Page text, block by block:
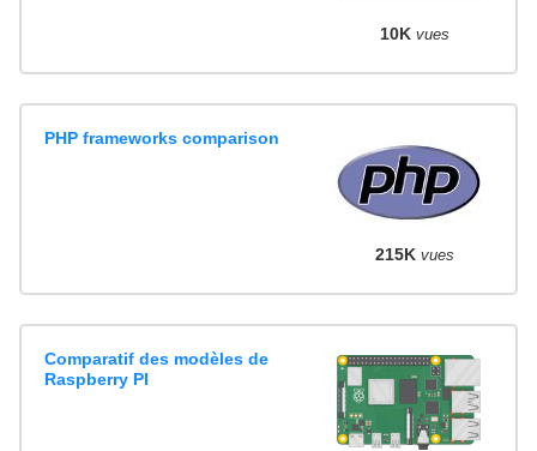
10K vues
PHP frameworks comparison
215K vues
Comparatif des modèles de
Raspberry PI